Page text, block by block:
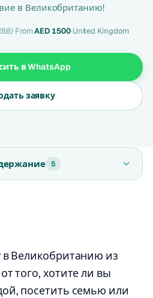
в Великобританию!
·FromAED 1500·United Kingdom
в WhatsApp
заявку
5
в Великобританию из
того, хотите ли вы
посетить семью или